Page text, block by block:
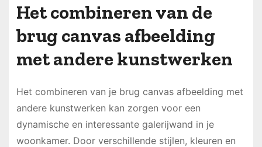
Het combineren van de
brug canvas afbeelding
met andere kunstwerken
Het combineren van je brug canvas afbeelding met
andere kunstwerken kan zorgen voor een
dynamische en interessante galerijwand in je
woonkamer. Door verschillende stijlen, kleuren en